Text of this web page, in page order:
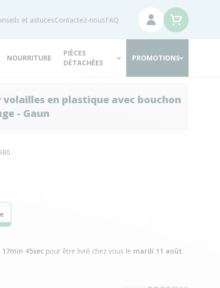
et astucesContactez-nousFAQ
NOURRITURE
PIÈCES
DÉTACHÉES
PROMOTIONS
en plastique avec bouchon
- Gaun
17min 44secpour être livré chez vous le mardi 11 août